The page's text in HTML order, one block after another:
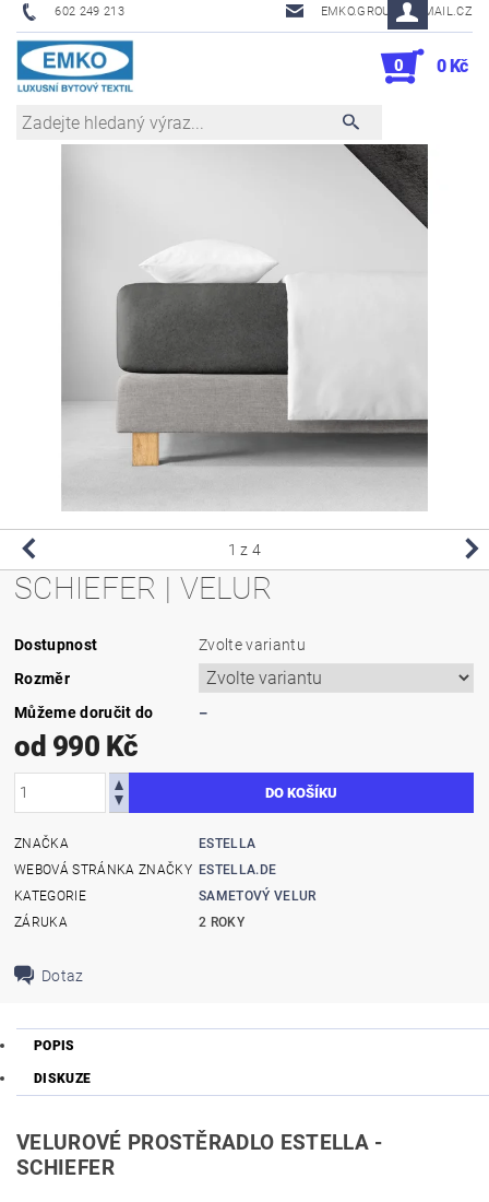
602 249 213 EMKO.GROUSL@EMAIL.CZ
0 0 Kč
1 z 4
SCHIEFER | VELUR
Dostupnost
Zvolte variantu
Rozměr
Můžeme doručit do
–
od 990 Kč
ZNAČKA
ESTELLA
WEBOVÁ STRÁNKA ZNAČKY ESTELLA.DE
KATEGORIE
SAMETOVÝ VELUR
ZÁRUKA
2 ROKY
Dotaz
POPIS
DISKUZE
VELUROVÉ PROSTĚRADLO ESTELLA -
SCHIEFER